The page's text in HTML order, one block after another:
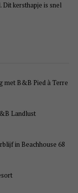
kersthapje is snel
met B&B Pied à Terre
Landlust
in Beachhouse 68